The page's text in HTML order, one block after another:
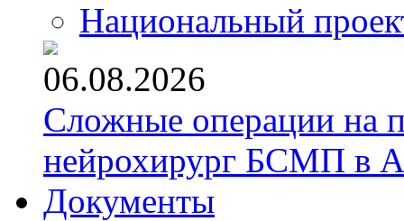
Национальный
06.08.2026
Сложные операции на
нейрохирург БСМП в
Документы